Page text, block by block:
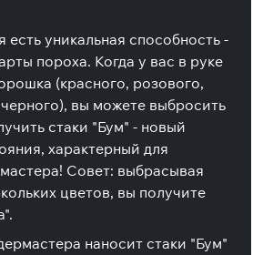
есть уникальная способность -
пороха. Когда у вас в руке
(красного, розового,
вы можете выбросить
стаки "Бум" - новый
характерный для
Совет: выбрасывая
цветов, вы получите
наносит стаки "Бум"